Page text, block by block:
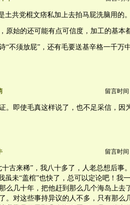
土共党棍文痞私加上去拍马屁洗脑用的
原始的还可能有点可信度，加工的基本
“不须放屁”，还有毛要送基辛格一千万
留言时间
。即使毛真这样说了，也不足采信，因
留言时间
十古来稀”，我八十多了，人老总想后事
虽未“盖棺”也快了，总可以定论吧！我
么几十年，把他赶到那么几个海岛上去
。对这些事持异议的人不多，只有那么